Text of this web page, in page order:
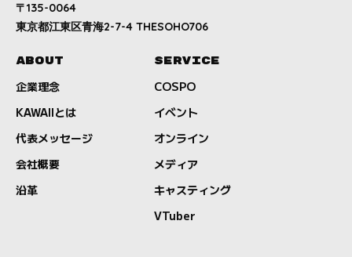
〒135-0064
東京都江東区青海2-7-4 THESOHO706
ABOUT
企業理念
KAWAIIとは
代表メッセージ
会社概要
沿革
SERVICE
COSPO
イベント
オンライン
メディア
キャスティング
VTuber